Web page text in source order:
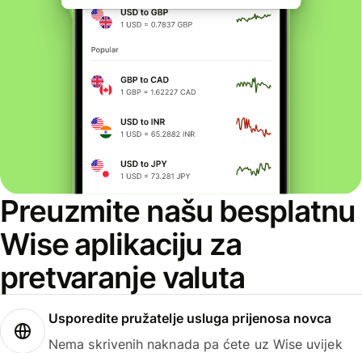
Preuzmite našu besplatnu
Wise aplikaciju za
pretvaranje valuta
Usporedite pružatelje usluga prijenosa novca
Nema skrivenih naknada pa ćete uz Wise uvijek